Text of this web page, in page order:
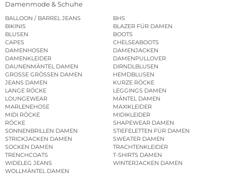
Damenmode & Schuhe
BALLOON / BARREL JEANS
BHS
BIKINIS
BLAZER FÜR DAMEN
BLUSEN
BOOTS
CAPES
CHELSEABOOTS
DAMENHOSEN
DAMENJACKEN
DAMENKLEIDER
DAMENPULLOVER
DAUNENMÄNTEL DAMEN
DIRNDLBLUSEN
GROSSE GRÖSSEN DAMEN
HEMDBLUSEN
JEANS DAMEN
KURZE RÖCKE
LANGE RÖCKE
LEGGINGS DAMEN
LOUNGEWEAR
MÄNTEL DAMEN
MARLENEHOSE
MAXIKLEIDER
MIDI RÖCKE
MIDIKLEIDER
RÖCKE
SHAPEWEAR DAMEN
SONNENBRILLEN DAMEN
STIEFELETTEN FÜR DAMEN
STRICKJACKEN DAMEN
SWEATER DAMEN
SOCKEN DAMEN
TRACHTENKLEIDER
TRENCHCOATS
T-SHIRTS DAMEN
WIDELEG JEANS
WINTERJACKEN DAMEN
WOLLMÄNTEL DAMEN